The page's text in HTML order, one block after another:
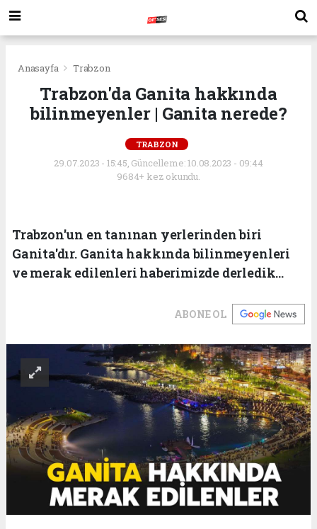
Anasayfa Trabzon
Trabzon'da Ganita hakkında
bilinmeyenler | Ganita nerede?
TRABZON
29.07.2023 - 15:45, Güncelleme: 10.08.2023 - 09:44
9684+ kez okundu.
Trabzon'un en tanınan yerlerinden biri
Ganita'dır. Ganita hakkında bilinmeyenleri
ve merak edilenleri haberimizde derledik...
ABONE OL